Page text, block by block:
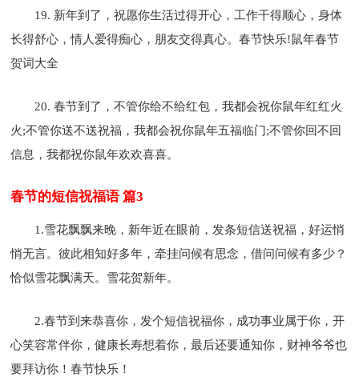
19. 新年到了，祝愿你生活过得开心，工作干得顺心，身体
长得舒心，情人爱得痴心，朋友交得真心。春节快乐!鼠年春节
贺词大全
20. 春节到了，不管你给不给红包，我都会祝你鼠年红红火
火;不管你送不送祝福，我都会祝你鼠年五福临门;不管你回不回
信息，我都祝你鼠年欢欢喜喜。
春节的短信祝福语 篇3
1.雪花飘飘来晚，新年近在眼前，发条短信送祝福，好运悄
悄无言。彼此相知好多年，牵挂问候有思念，借问问候有多少？
恰似雪花飘满天。雪花贺新年。
2.春节到来恭喜你，发个短信祝福你，成功事业属于你，开
心笑容常伴你，健康长寿想着你，最后还要通知你，财神爷爷也
要拜访你！春节快乐！